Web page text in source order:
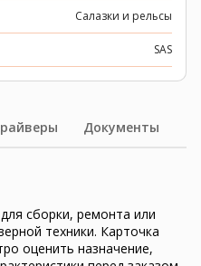
Салазки и рельсы
SAS
Документы
сборки, ремонта или
техники. Карточка
оценить назначение,